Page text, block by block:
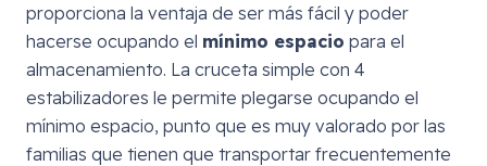
proporciona la ventaja de ser más fácil y poder
hacerse ocupando el mínimo espacio para el
almacenamiento. La cruceta simple con 4
estabilizadores le permite plegarse ocupando el
mínimo espacio, punto que es muy valorado por las
familias que tienen que transportar frecuentemente